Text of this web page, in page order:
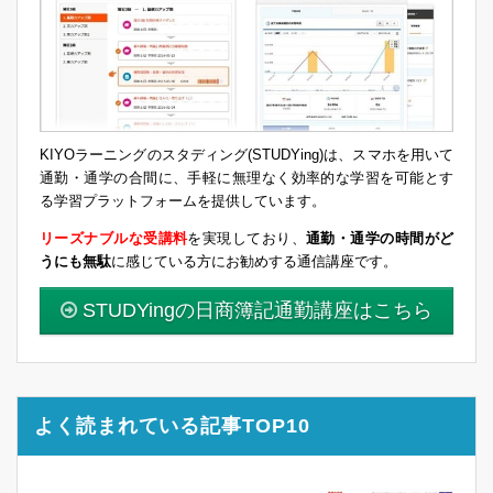
KIYOラーニングのスタディング(STUDYing)は、スマホを用いて
通勤・通学の合間に、手軽に無理なく効率的な学習を可能とす
る学習プラットフォームを提供しています。
リーズナブルな受講料を実現しており、通勤・通学の時間がど
うにも無駄に感じている方にお勧めする通信講座です。
STUDYingの日商簿記通勤講座はこちら
よく読まれている記事TOP10